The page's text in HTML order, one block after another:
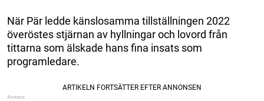
När Pär ledde känslosamma tillställningen 2022
överöstes stjärnan av hyllningar och lovord från
tittarna som älskade hans fina insats som
programledare.